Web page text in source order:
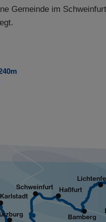
Gemeinde im